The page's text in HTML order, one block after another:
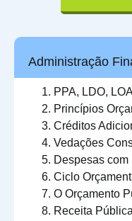
Administração
PPA, LDO,
Princípios
Créditos
Vedações
Despesas
Ciclo
O Orçamento
Receita Pública